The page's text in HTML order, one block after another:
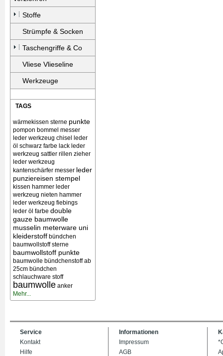
Stoffe
Strümpfe & Socken
Taschengriffe & Co
Vliese Vlieseline
Werkzeuge
TAGS
wärmekissen sterne punkte
pompon bommel messer
leder werkzeug chisel
leder
öl schwarz farbe lack leder
werkzeug sattler rillen zieher
leder werkzeug
kantenschärfer messer leder
punziereisen stempel
kissen hammer leder
werkzeug nieten hammer
leder werkzeug fiebings
leder öl farbe double
gauze baumwolle
musselin meterware uni
kleiderstoff bündchen
baumwollstoff sterne
baumwollstoff punkte
baumwolle bündchenstoff ab
25cm bündchen
schlauchware stoff
baumwolle anker
Mehr...
Service
Kontakt
Hilfe
Informationen
Impressum
AGB